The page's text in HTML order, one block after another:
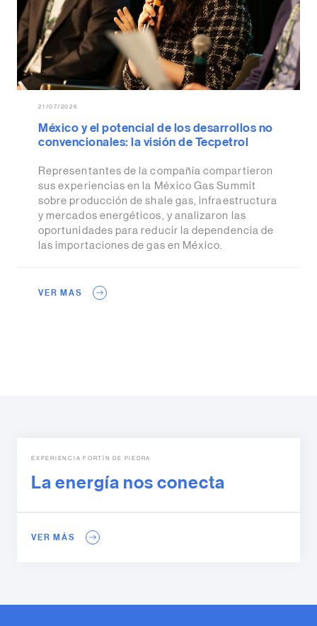
21/07/2026
México y el potencial de los desarrollos no
convencionales: la visión de Tecpetrol
Representantes de la compañía compartieron
sus experiencias en la México Gas Summit
sobre producción de shale gas, infraestructura
y mercados energéticos, y analizaron las
oportunidades para reducir la dependencia de
las importaciones de gas en México.
VER MAS
EXPERIENCIA FORTÍN DE PIEDRA
La energía nos conecta
VER MÁS